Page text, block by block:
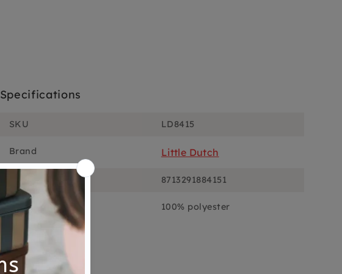
Specifications
SKU LD8415
Brand Little Dutch
8713291884151
Material 100% polyester